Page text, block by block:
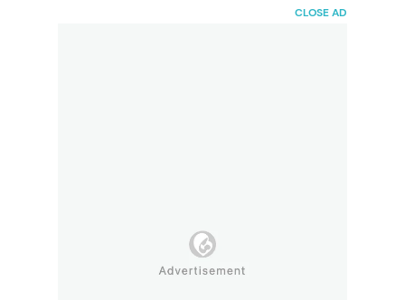
CLOSE AD